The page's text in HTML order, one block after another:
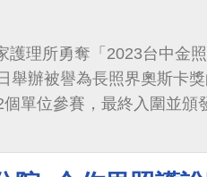
護理所勇奪「2023台中金
舉辦被譽為長照界奧斯卡
單位參賽，最終入圍並頒
努力和付出給予最高肯定